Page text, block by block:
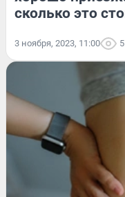
сколько это
3 ноября, 2023, 11:00